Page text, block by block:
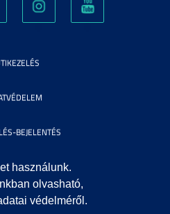
használunk.
olvasható,
védelméről.
BEJELENTÉS
ADATOK